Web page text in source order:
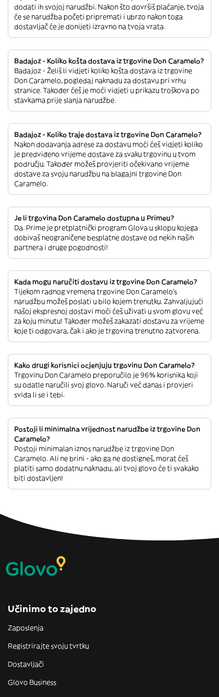
dodati ih svojoj narudžbi. Nakon što dovršiš plaćanje, tvoja
će se narudžba početi pripremati i ubrzo nakon toga
dostavljač će je donijeti izravno na tvoja vrata.
Badajoz - Koliko košta dostava iz trgovine Don Caramelo?
Badajoz - Želiš li vidjeti koliko košta dostava iz trgovine
Don Caramelo, pogledaj naknadu za dostavu pri vrhu
stranice. Također ćeš je moći vidjeti u prikazu troškova po
stavkama prije slanja narudžbe.
Badajoz - Koliko traje dostava iz trgovine Don Caramelo?
Nakon dodavanja adrese za dostavu moći ćeš vidjeti koliko
je predviđeno vrijeme dostave za svaku trgovinu u tvom
području. Također možeš provjeriti očekivano vrijeme
dostave za svoju narudžbu na blagajni trgovine Don
Caramelo.
Je li trgovina Don Caramelo dostupna u Primeu?
Da. Prime je pretplatnički program Glova u sklopu kojega
dobivaš neograničene besplatne dostave od nekih naših
partnera i druge pogodnosti!
Kada mogu naručiti dostavu iz trgovine Don Caramelo?
Tijekom radnog vremena trgovine Don Caramelo’s
narudžbu možeš poslati u bilo kojem trenutku. Zahvaljujući
našoj ekspresnoj dostavi moći ćeš uživati u svom glovu već
za koju minutu! Također možeš zakazati dostavu za vrijeme
koje ti odgovara, čak i ako je trgovina trenutno zatvorena.
Kako drugi korisnici ocjenjuju trgovinu Don Caramelo?
Trgovinu Don Caramelo preporučilo je 96% korisnika koji
su odatle naručili svoj glovo. Naruči već danas i provjeri
sviđa li se i tebi.
Postoji li minimalna vrijednost narudžbe iz trgovine Don
Caramelo?
Postoji minimalan iznos narudžbe iz trgovine Don
Caramelo. Ali ne brini - ako ga ne dostigneš, morat ćeš
platiti samo dodatnu naknadu, ali tvoj glovo će ti svakako
biti dostavljen!
Učinimo to zajedno
Zaposlenja
Registrirajte svoju tvrtku
Dostavljači
Glovo Business